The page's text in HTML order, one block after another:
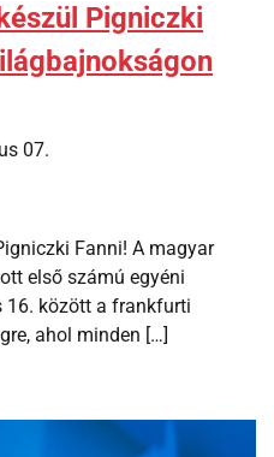
Pigniczki
07.
Fanni! A magyar
első számú egyéni
16. között a frankfurti
ahol minden […]